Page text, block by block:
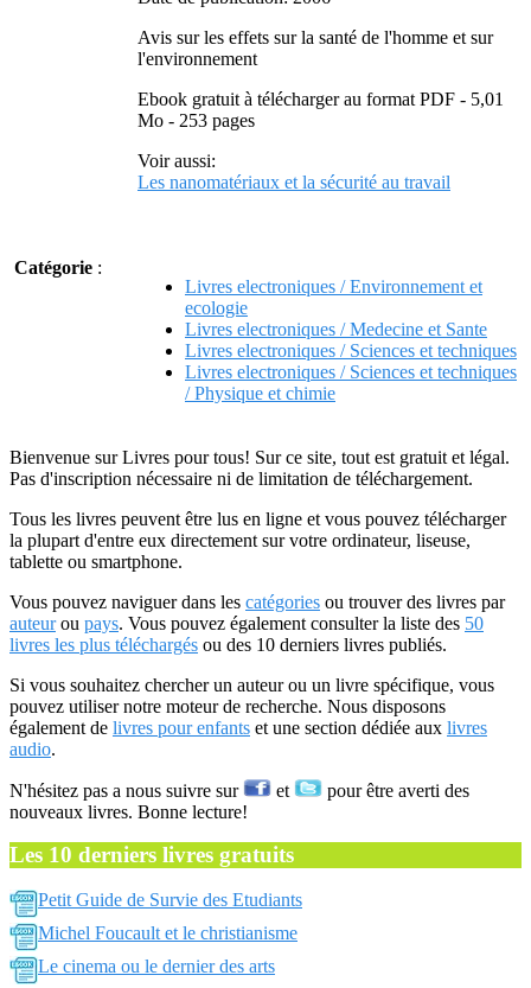
Avis sur les effets sur la santé de l'homme et sur
l'environnement
Ebook gratuit à télécharger au format PDF - 5,01
Mo - 253 pages
Voir aussi:
Les nanomatériaux et la sécurité au travail
Catégorie :
Livres electroniques / Environnement et
ecologie
Livres electroniques / Medecine et Sante
Livres electroniques / Sciences et techniques
Livres electroniques / Sciences et techniques
/ Physique et chimie
Bienvenue sur Livres pour tous! Sur ce site, tout est gratuit et légal.
Pas d'inscription nécessaire ni de limitation de téléchargement.
Tous les livres peuvent être lus en ligne et vous pouvez télécharger
la plupart d'entre eux directement sur votre ordinateur, liseuse,
tablette ou smartphone.
Vous pouvez naviguer dans les catégories ou trouver des livres par
auteurou pays. Vous pouvez également consulter la liste des 50
livres les plus téléchargés ou des 10 derniers livres publiés.
Si vous souhaitez chercher un auteur ou un livre spécifique, vous
pouvez utiliser notre moteur de recherche. Nous disposons
également de livres pour enfants et une section dédiée aux livres
audio.
N'hésitez pas a nous suivre sur et
pour être averti des
nouveaux livres. Bonne lecture!
Les 10 derniers livres gratuits
Petit Guide de Survie des Etudiants
Michel Foucault et le christianisme
Le cinema ou le dernier des arts